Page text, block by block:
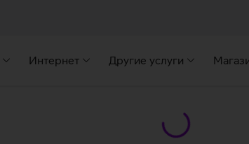
Интернет Другие услуги